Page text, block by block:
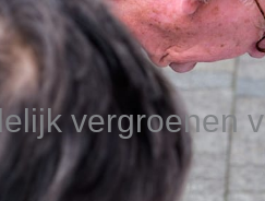
vergroenen